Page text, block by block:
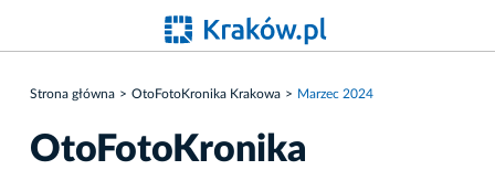
Strona główna OtoFotoKronika Krakowa Marzec 2024
OtoFotoKronika